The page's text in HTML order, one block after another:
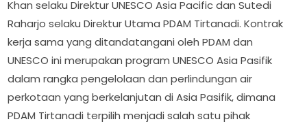
Khan selaku Direktur UNESCO Asia Pacific dan Sutedi
Raharjo selaku Direktur Utama PDAM Tirtanadi. Kontrak
kerja sama yang ditandatangani oleh PDAM dan
UNESCO ini merupakan program UNESCO Asia Pasifik
dalam rangka pengelolaan dan perlindungan air
perkotaan yang berkelanjutan di Asia Pasifik, dimana
PDAM Tirtanadi terpilih menjadi salah satu pihak